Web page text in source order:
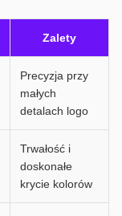
Zalety
Precyzja przy
małych
detalach logo
Trwałość i
doskonałe
krycie kolorów